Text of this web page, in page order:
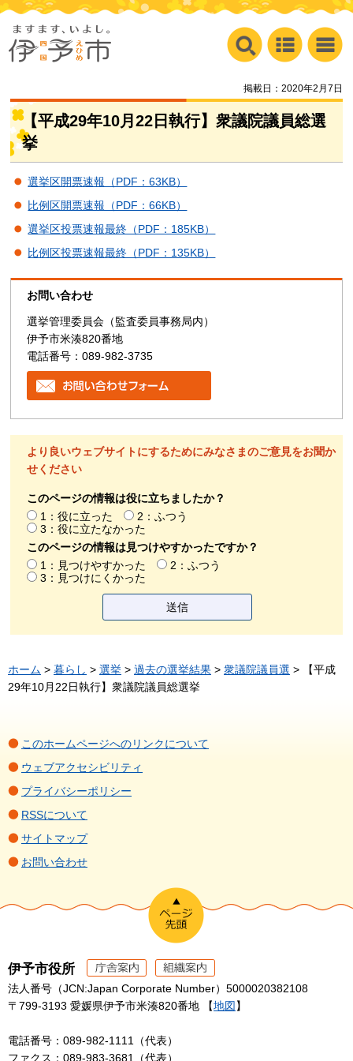
掲載日：2020年2月7日
【平成29年10月22日執行】衆議院議員総選
挙
選挙区開票速報（PDF：63KB）
比例区開票速報（PDF：66KB）
選挙区投票速報最終（PDF：185KB）
比例区投票速報最終（PDF：135KB）
お問い合わせ
選挙管理委員会（監査委員事務局内）
伊予市米湊820番地
電話番号：089-982-3735
より良いウェブサイトにするためにみなさまのご意見をお聞か
せください
このページの情報は役に立ちましたか？
1：役に立った
2：ふつう
3：役に立たなかった
このページの情報は見つけやすかったですか？
1：見つけやすかった
2：ふつう
3：見つけにくかった
ホーム > 暮らし > 選挙 > 過去の選挙結果 > 衆議院議員選 > 【平成
29年10月22日執行】衆議院議員総選挙
このホームページへのリンクについて
ウェブアクセシビリティ
プライバシーポリシー
RSSについて
サイトマップ
お問い合わせ
伊予市役所
法人番号（JCN:Japan Corporate Number）5000020382108
〒799-3193 愛媛県伊予市米湊820番地 【地図 】
電話番号：089-982-1111（代表）
ファクス：089-983-3681（代表）